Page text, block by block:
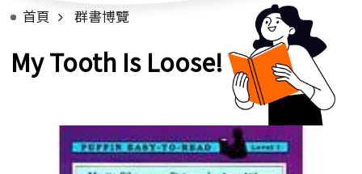
首頁 群書博覽
My Tooth Is Loose!